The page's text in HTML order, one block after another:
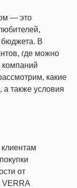
— это
бюджета. В
где можно
компаний
какие
а также условия
от
VERRA